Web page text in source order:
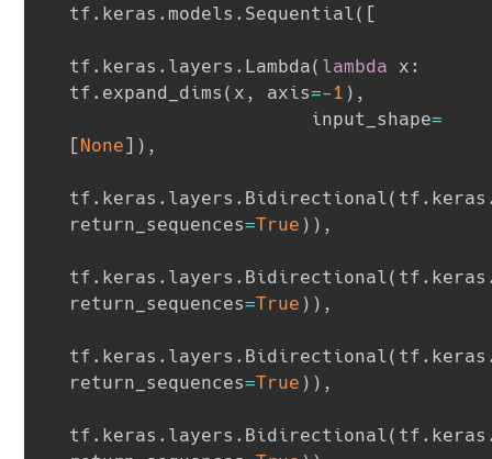
tf . keras . models . Sequential( [
tf . keras . layers . Lambda( lambda x :
tf . expand_dims ( x , axis=- 1 ) ,
                      input_shape
=
[None] ) ,
tf . keras . layers . Bidirectional( tf . keras
return_sequences=True ) ) ,
tf . keras . layers . Bidirectional( tf . keras
return_sequences=True ) ) ,
tf . keras . layers . Bidirectional( tf . keras
return_sequences=True ) ) ,
tf . keras . layers . Bidirectional( tf . keras